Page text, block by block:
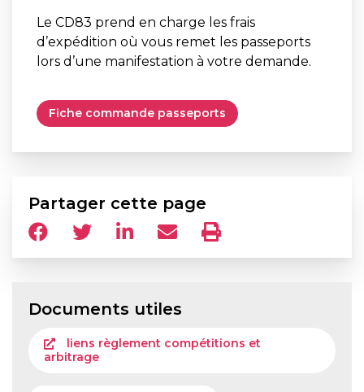
Le CD83 prend en charge les frais
d’expédition où vous remet les passeports
lors d’une manifestation à votre demande.
Fiche commande passeports
Partager cette page
Documents utiles
liens règlement compétitions et
arbitrage